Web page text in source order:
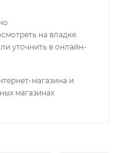
на владке
уточнить в онлайн-
магазина и
магазинах